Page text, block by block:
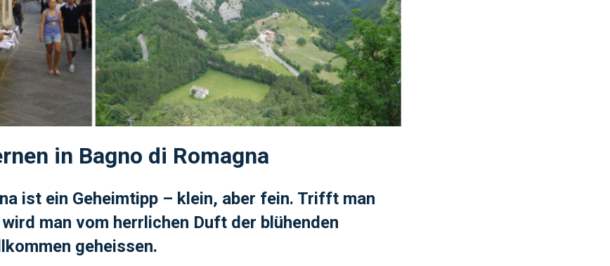
in Bagno di Romagna
ist ein Geheimtipp – klein, aber fein. Trifft man
man vom herrlichen Duft der blühenden
geheissen.